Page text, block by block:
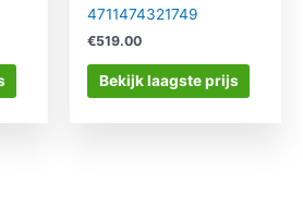
4711474321749
€519.00
Bekijk laagste prijs